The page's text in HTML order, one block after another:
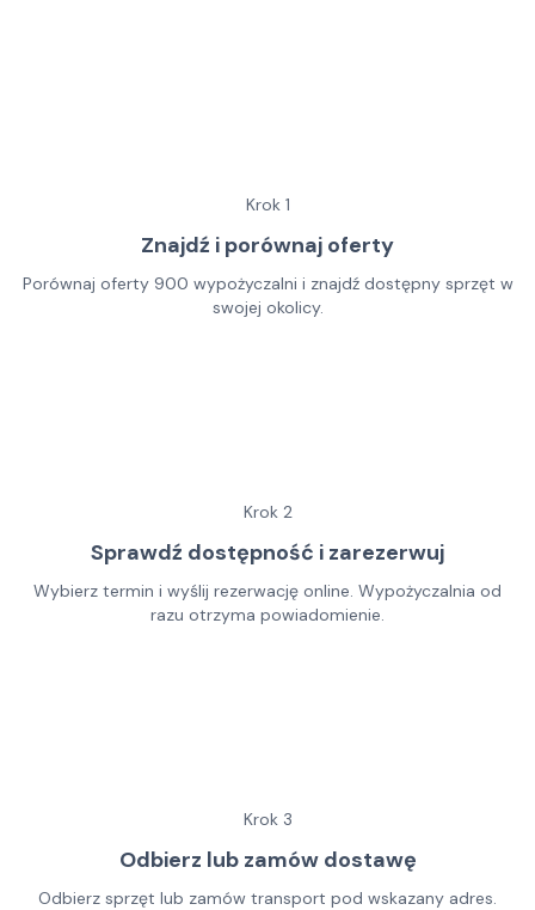
Krok 1
Znajdź i porównaj oferty
Porównaj oferty 900 wypożyczalni i znajdź dostępny sprzęt w
swojej okolicy.
Krok 2
Sprawdź dostępność i zarezerwuj
Wybierz termin i wyślij rezerwację online. Wypożyczalnia od
razu otrzyma powiadomienie.
Krok 3
Odbierz lub zamów dostawę
Odbierz sprzęt lub zamów transport pod wskazany adres.